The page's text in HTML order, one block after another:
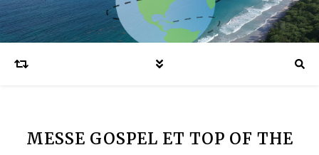
Blog voyages en famille et expatriation
MESSE GOSPEL ET TOP OF THE